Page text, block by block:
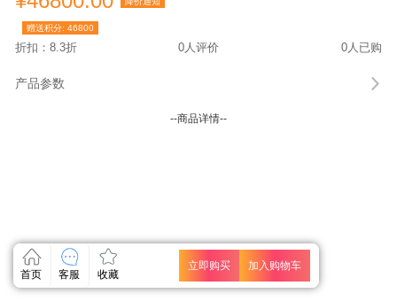
赠送积分: 46800
折扣：8.3折 0人评价 0人已购
产品参数
--商品详情--
关闭
关闭
关闭
关闭
关闭
关闭
首页 客服 收藏
加入购物车
立即购买